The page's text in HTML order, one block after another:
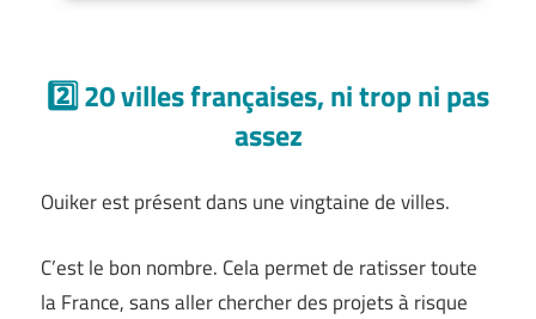
2️⃣ 20 villes françaises, ni trop ni pas
assez
Ouiker est présent dans une vingtaine de villes.
C’est le bon nombre. Cela permet de ratisser toute
la France, sans aller chercher des projets à risque